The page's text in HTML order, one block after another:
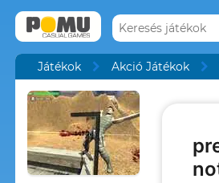
Játékok Akció Játékok